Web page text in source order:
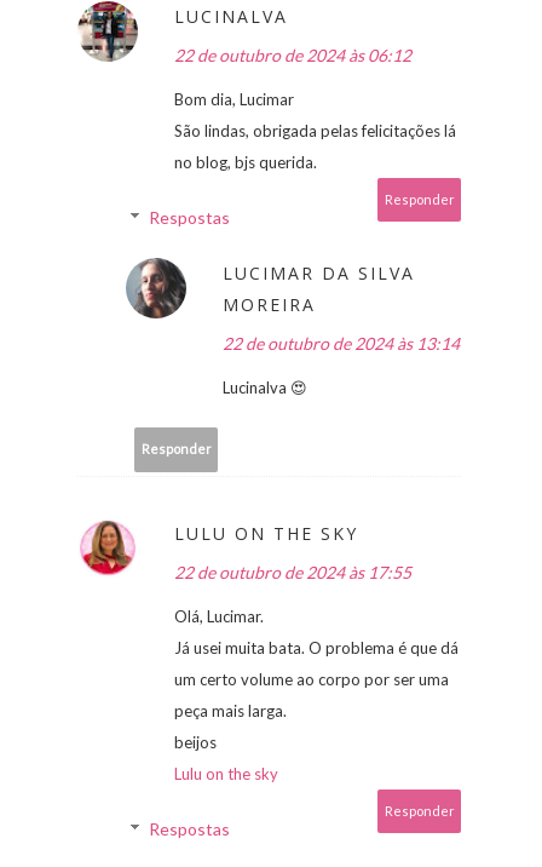
LUCINALVA
22 de outubro de 2024 às 06:12
Bom dia, Lucimar
São lindas, obrigada pelas felicitações lá
no blog, bjs querida.
Responder
Respostas
LUCIMAR DA SILVA
MOREIRA
22 de outubro de 2024 às 13:14
Lucinalva 😍
Responder
LULU ON THE SKY
22 de outubro de 2024 às 17:55
Olá, Lucimar.
Já usei muita bata. O problema é que dá
um certo volume ao corpo por ser uma
peça mais larga.
beijos
Lulu on the sky
Responder
Respostas